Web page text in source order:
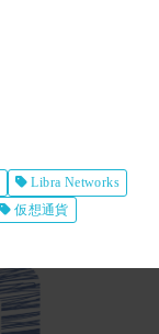
Libra Networks
仮想通貨